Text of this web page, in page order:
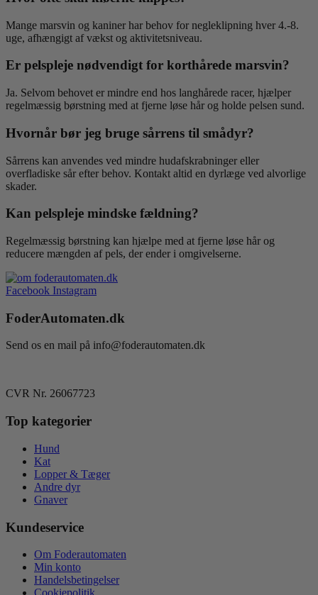
Mange marsvin og kaniner har behov for negleklipning hver 4.-8.
uge, afhængigt af vækst og aktivitetsniveau.
Er pelspleje nødvendigt for korthårede marsvin?
Ja. Selvom behovet er mindre end hos langhårede racer, hjælper
regelmæssig børstning med at fjerne løse hår og holde pelsen sund.
Hvornår bør jeg bruge sårrens til smådyr?
Sårrens kan anvendes ved mindre hudafskrabninger eller
overfladiske sår efter behov. Kontakt altid en dyrlæge ved alvorlige
skader.
Kan pelspleje mindske fældning?
Regelmæssig børstning kan hjælpe med at fjerne løse hår og
reducere mængden af pels, der ender i omgivelserne.
Facebook Instagram
FoderAutomaten.dk
Send os en mail på info@foderautomaten.dk
CVR Nr. 26067723
Top kategorier
Hund
Kat
Lopper & Tæger
Andre dyr
Gnaver
Kundeservice
Om Foderautomaten
Min konto
Handelsbetingelser